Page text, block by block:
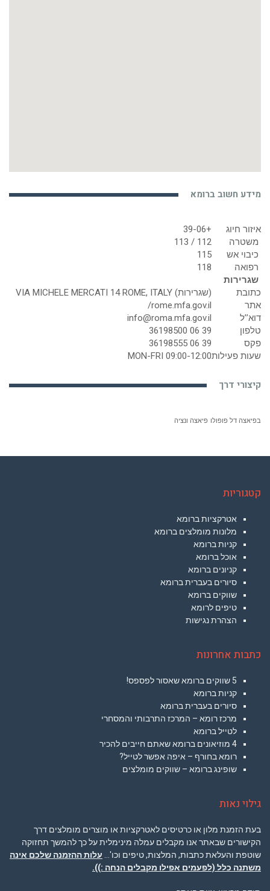
מידע חשוב ברומא
איזור חיוג
+39-06
משטרה
112 / 113
כיבוי אש
115
רפואה
118
שגרירות
כתובת
(שגרירות) VIA MICHELE MERCATI 14 ROME, ITALY
אתר
rome.mfa.gov.il/
דוא’’ל
info@roma.mfa.gov.il
טלפון
39 06 36198500
פקס
39 06 36198555
שעות פעילותMON-FRI 09:00-12:00
קיצורי דרך
בפיאצה דל פופולו פיאצה ונציה
קטגוריות
אטרקציות ברומא
מלונות מומלצים ברומא
קניות ברומא
אוכל ברומא
קניונים ברומא
סיורים בעברית ברומא
שווקים ברומא
טיפים לרומא
הצהרת נגישות
כתבות אחרונות
5 שווקים ברומא שאסור לפספס!
קניות ברומא
סיורים בעברית ברומא
מרכז רומא – המרכז התרבותי והמסחרי
לטייל ברומא
4 מוזיאונים ברומא שאתם חייבים להכיר
רומא בחורף – איפה אפשר לטייל?
שופינג ברומא – שווקים מומלצים
גילוי נאות
בעת הזמנת מלון או כרטיסים לאטרקציות או מוצרים מומלצים דרך
הקישורים שבאתר אנו מקבלים עמלה מינימלית על כך להמשך תחזוקה
שוטפת והעלאת כתבות, המלצות, טיפים וכו'… עלות ההזמנה שלכם אינה
משתנה כלל (לפעמים אפילו מקבלים הנחה :)).